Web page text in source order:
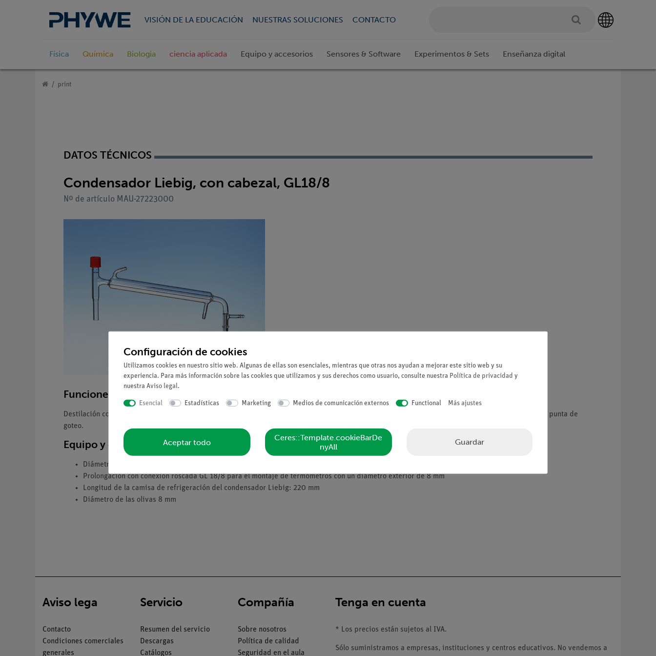
VISIÓN DE LA EDUCACIÓN NUESTRAS SOLUCIONES CONTACTO
Física Química Biologia ciencia aplicada Equipo y accesorios Sensores & Software Experimentos & Sets Enseñanza digital
print
DATOS TÉCNICOS
Condensador Liebig, con cabezal, GL18/8
Nº de artículo MAU-27223000
Funciones y uso
Destilación con dos tubos de conexión para conexiones GL, alargador con tapón de rosca GL, condensador Liebig y adaptador de vacío acodado con punta de
goteo.
Equipo y especificaciones técnicas
Diámetro exterior de los tubos de conexión: 12 mm
Prolongación con conexión roscada GL 18/8 para el montaje de termómetros con un diámetro exterior de 8 mm
Longitud de la camisa de refrigeración del condensador Liebig: 220 mm
Diámetro de las olivas 8 mm
Aviso lega
Contacto
Condiciones comerciales
generales
Servicio
Resumen del servicio
Descargas
Catálogos
Compañía
Sobre nosotros
Política de calidad
Seguridad en el aula
Tenga en cuenta
* Los precios están sujetos al IVA.
Sólo suministramos a empresas, instituciones y centros educativos. No vendemos a
Configuración de cookies
Utilizamos cookies en nuestro sitio web. Algunas de ellas son esenciales, mientras que otras nos ayudan a mejorar este sitio web y su
experiencia. Para más información sobre las cookies que utilizamos y sus derechos como usuario, consulte nuestra Política de privacidad y
nuestra Aviso legal.
Esencial Estadísticas Marketing Medios de comunicación externos Functional Más ajustes
Aceptar todo
Ceres::Template.cookieBarDe
nyAll
Guardar